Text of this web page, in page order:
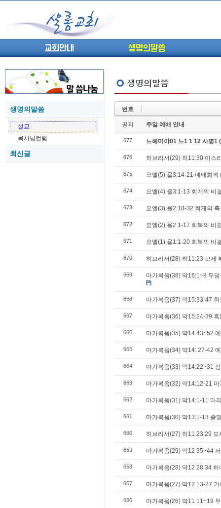
교회안내 생명의말씀
생명의말씀
설교
목사님컬럼
최신글
05-27 (고린도전서13) 고전8:1-13 ...
05-26 (고린도전서12) 고전7:23-40 ...
05-21 (고린도전서11) 고전6:9-20 ...
05-20 (고린도전서9) 고전5:1-13 ...
(고린도전서8) 고전4 9-21 교...
05-18 (고린도전서7) 고전4:1-8 판...
번호
공지 주일 예배 안내
677 느헤미야01 느1 1 12 사명1
676 히브리서(29) 히11:30 이스
675 요엘(5) 욜3:14-21 예배회복
674 요엘(4) 욜3:1-13 회개의 비
673 요엘(3) 욜2:18-32 회개의
672 요엘(2) 욜2 1-17 회복의 비
671 요엘(1) 욜1:1-20 회복의 비
670 히브리서(28) 히11:23 모세
669 마가복음(38) 막16:1~8 무
668 마가복음(37) 막15:33-47
667 마가복음(36) 막15:24-39
666 마가복음(35) 막14:43~52
665 마가복음(34) 막14: 27-42
664 마가복음(33) 막14:22~31
663 마가복음(32) 막14:12-21
662 마가복음(31) 막14:1-11 마
661 마가복음(30) 막13:1-13 종
660 히브리서(27) 히11 23 29
659 마가복음(29) 막12 35~44
658 마가복음(28) 막12 28 34 하
657 마가복음(27) 막12 13-27
656 마가복음(26) 막11 11~19